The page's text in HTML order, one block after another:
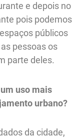
e depois no
pois podemos
públicos
pessoas os
parte deles.
uso mais
urbano?
da cidade,